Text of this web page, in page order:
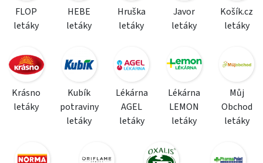
FLOP
letáky
HEBE
letáky
Hruška
letáky
Javor
letáky
Košík.cz
letáky
Krásno
letáky
Kubík
potraviny
letáky
Lékárna
AGEL
letáky
Lékárna
LEMON
letáky
Můj
Obchod
letáky